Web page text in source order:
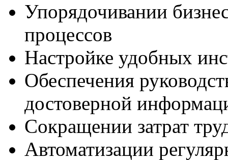
Упорядочивании
процессов
Настройке удобных
Обеспечения
достоверной
Сокращении затрат
Автоматизации